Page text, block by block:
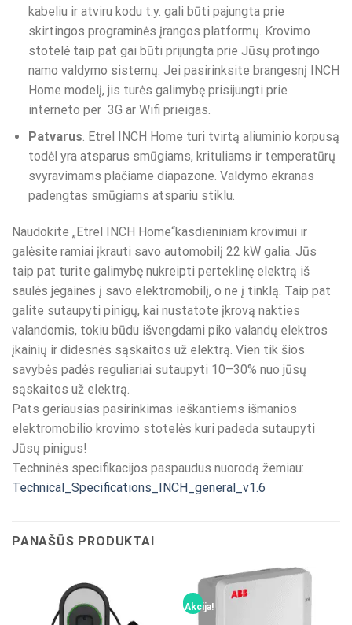
kabeliu ir atviru kodu t.y. gali būti pajungta prie
skirtingos programinės įrangos platformų. Krovimo
stotelė taip pat gai būti prijungta prie Jūsų protingo
namo valdymo sistemų. Jei pasirinksite brangesnį INCH
Home modelį, jis turės galimybę prisijungti prie
interneto per 3G ar Wifi prieigas.
Patvarus. Etrel INCH Home turi tvirtą aliuminio korpusą
todėl yra atsparus smūgiams, krituliams ir temperatūrų
svyravimams plačiame diapazone. Valdymo ekranas
padengtas smūgiams atspariu stiklu.
Naudokite „Etrel INCH Home“kasdieniniam krovimui ir
galėsite ramiai įkrauti savo automobilį 22 kW galia. Jūs
taip pat turite galimybę nukreipti perteklinę elektrą iš
saulės jėgainės į savo elektromobilį, o ne į tinklą. Taip pat
galite sutaupyti pinigų, kai nustatote įkrovą nakties
valandomis, tokiu būdu išvengdami piko valandų elektros
įkainių ir didesnės sąskaitos už elektrą. Vien tik šios
savybės padės reguliariai sutaupyti 10–30% nuo jūsų
sąskaitos už elektrą.
Pats geriausias pasirinkimas ieškantiems išmanios
elektromobilio krovimo stotelės kuri padeda sutaupyti
Jūsų pinigus!
Techninės specifikacijos paspaudus nuorodą žemiau:
Technical_Specifications_INCH_general_v1.6
PANAŠŪS PRODUKTAI
Akcija!